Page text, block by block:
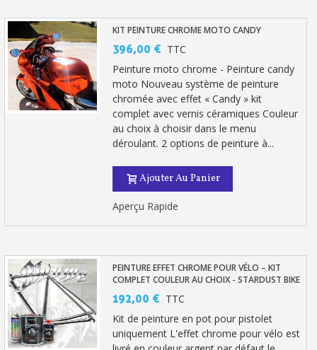
KIT PEINTURE CHROME MOTO CANDY
396,00 € TTC
Peinture moto chrome - Peinture candy
moto Nouveau système de peinture
chromée avec effet « Candy » kit
complet avec vernis céramiques Couleur
au choix à choisir dans le menu
déroulant. 2 options de peinture à...
Ajouter Au Panier
Aperçu Rapide
PEINTURE EFFET CHROME POUR VÉLO – KIT
COMPLET COULEUR AU CHOIX - STARDUST BIKE
192,00 € TTC
Kit de peinture en pot pour pistolet
uniquement L'effet chrome pour vélo est